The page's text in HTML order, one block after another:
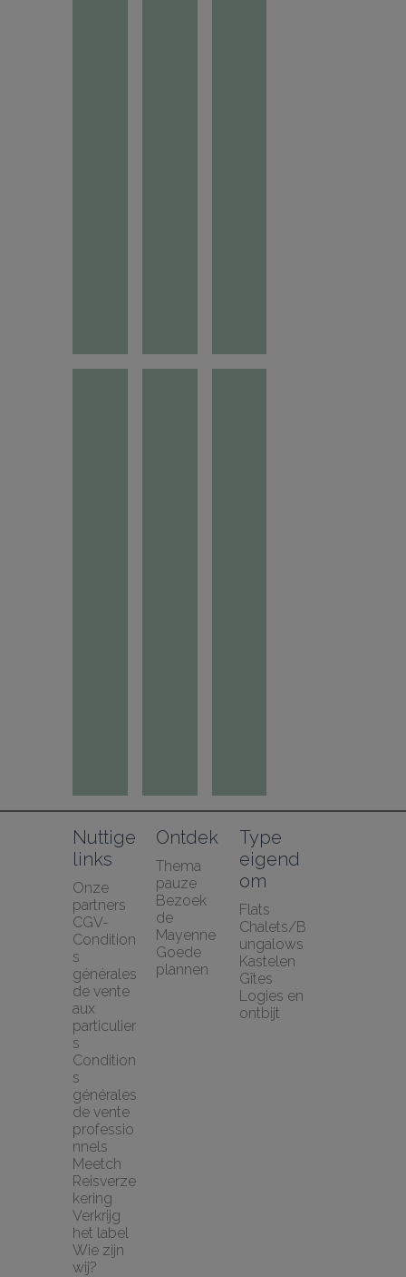
Nuttige
links
Onze
partners
CGV-
Condition
s
générales
de vente
aux
particulier
s
Condition
s
générales
de vente
professio
nnels
Meetch
Reisverze
kering
Verkrijg
het label
Wie zijn
wij?
Ontdek
Thema
pauze
Bezoek
de
Mayenne
Goede
plannen
Type
eigend
om
Flats
Chalets/B
ungalows
Kastelen
Gîtes
Logies en
ontbijt